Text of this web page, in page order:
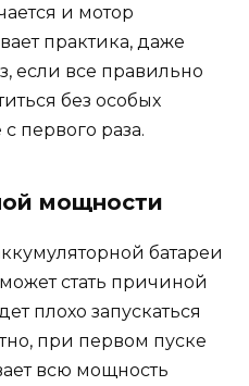
и мотор
практика, даже
если все правильно
без особых
первого раза.
мощности
батареи
стать причиной
плохо запускаться
при первом пуске
всю мощность